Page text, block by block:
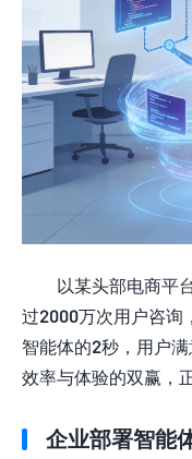
以某头部电商平
过2000万次用户咨询
智能体的2秒，用户
效率与体验的双赢，
企业部署智能